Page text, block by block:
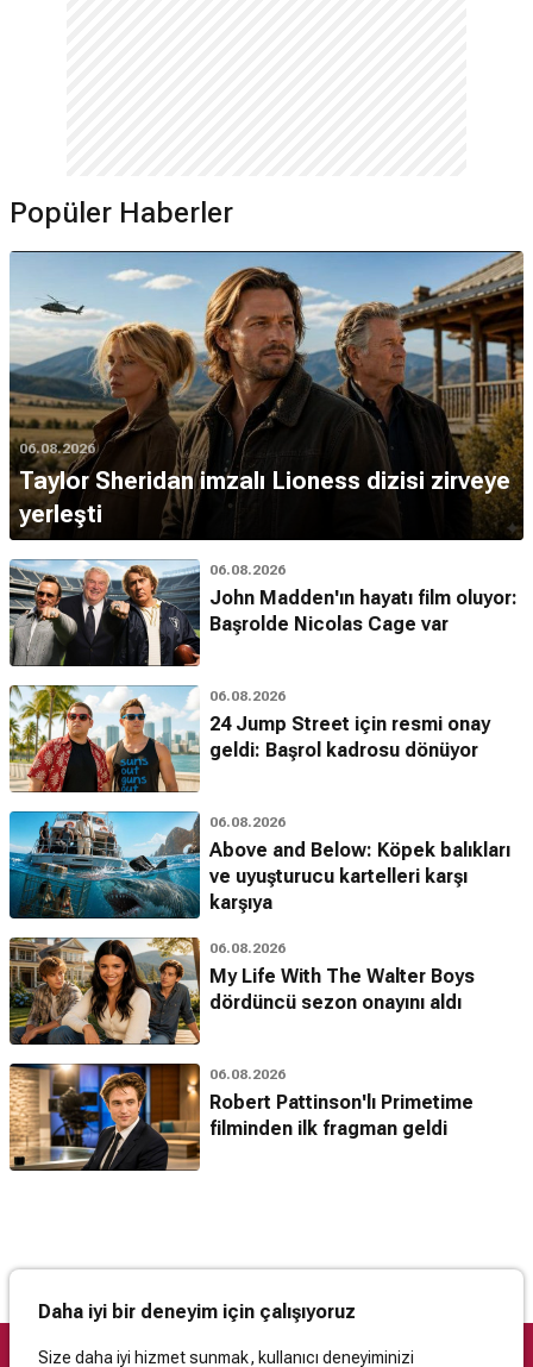
Popüler Haberler
06.08.2026
Taylor Sheridan imzalı Lioness dizisi zirveye
yerleşti
06.08.2026
John Madden'ın hayatı film oluyor:
Başrolde Nicolas Cage var
06.08.2026
24 Jump Street için resmi onay
geldi: Başrol kadrosu dönüyor
06.08.2026
Above and Below: Köpek balıkları
ve uyuşturucu kartelleri karşı
karşıya
06.08.2026
My Life With The Walter Boys
dördüncü sezon onayını aldı
06.08.2026
Robert Pattinson'lı Primetime
filminden ilk fragman geldi
Daha iyi bir deneyim için çalışıyoruz
Size daha iyi hizmet sunmak, kullanıcı deneyiminizi